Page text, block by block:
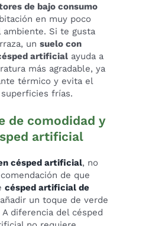
de bajo consumo
en muy poco
Si te gusta
unsuelo con
artificial ayuda a
más agradable, ya
térmico y evita el
frías.
de comodidad y
artificial
césped artificial, no
de que
césped artificial de
un toque de verde
diferencia del césped